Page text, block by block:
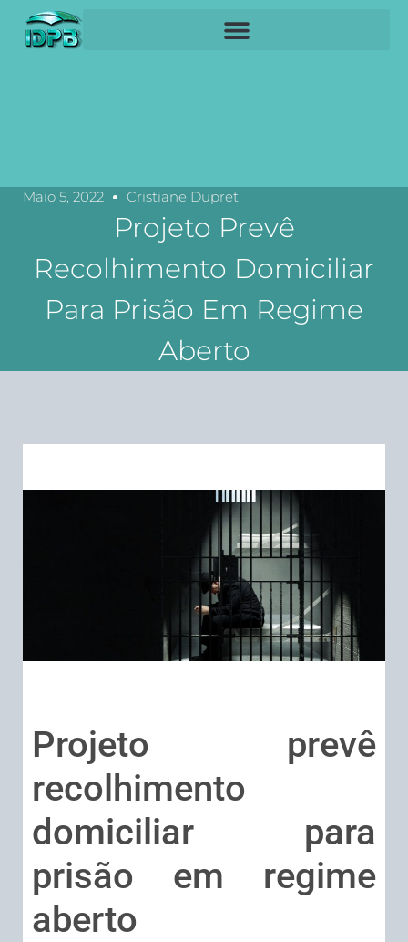
Maio 5, 2022 Cristiane Dupret
Projeto Prevê
Recolhimento Domiciliar
Para Prisão Em Regime
Aberto
Projeto prevê
recolhimento
domiciliar para
prisão em regime
aberto